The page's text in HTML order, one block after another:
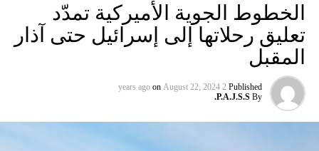
الخطوط الجوية الأميركية تمدّد
تعليق رحلاتها إلى إسرائيل حتى آذار
المقبل
Published
2 years ago
on August 22, 2024
By
P.A.J.S.S.